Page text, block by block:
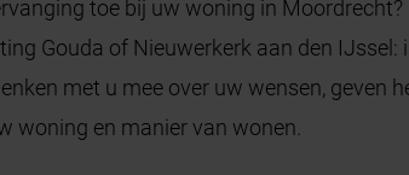
toe bij uw woning in Moordrecht?
Gouda of Nieuwerkerk aan den IJssel:
met u mee over uw wensen, geven
woning en manier van wonen.